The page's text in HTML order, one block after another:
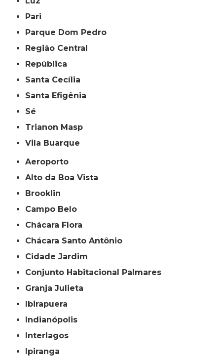
Pari
Parque Dom Pedro
Região Central
República
Santa Cecília
Santa Efigênia
Sé
Trianon Masp
Vila Buarque
Aeroporto
Alto da Boa Vista
Brooklin
Campo Belo
Chácara Flora
Chácara Santo Antônio
Cidade Jardim
Conjunto Habitacional Palmares
Granja Julieta
Ibirapuera
Indianópolis
Interlagos
Ipiranga